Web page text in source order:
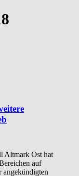
Altmark Ost hat
auf
angekündigten